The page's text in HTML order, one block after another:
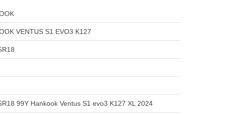
VENTUS S1 EVO3 K127
99Y Hankook Ventus S1 evo3 K127 XL 2024